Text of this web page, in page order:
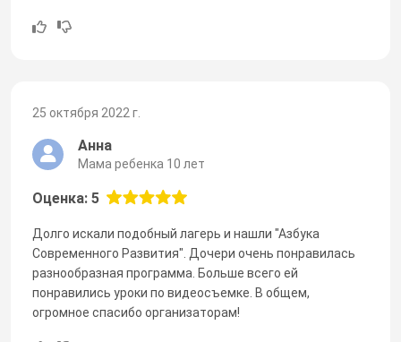
25 октября 2022 г.
Анна
Мама ребенка 10 лет
Оценка: 5
Долго искали подобный лагерь и нашли "Азбука
Современного Развития". Дочери очень понравилась
разнообразная программа. Больше всего ей
понравились уроки по видеосъемке. В общем,
огромное спасибо организаторам!